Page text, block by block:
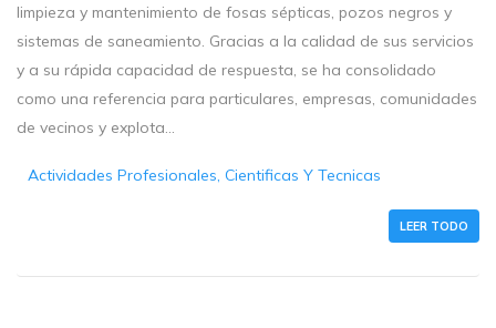
limpieza y mantenimiento de fosas sépticas, pozos negros y
sistemas de saneamiento. Gracias a la calidad de sus servicios
y a su rápida capacidad de respuesta, se ha consolidado
como una referencia para particulares, empresas, comunidades
de vecinos y explota...
Actividades Profesionales, Cientificas Y Tecnicas
LEER TODO